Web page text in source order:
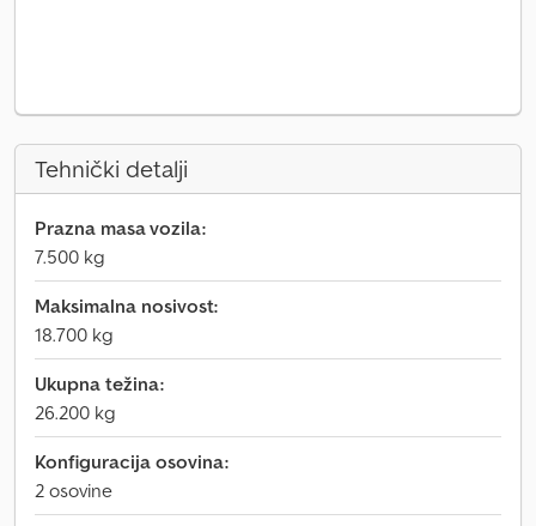
Tehnički detalji
Prazna masa vozila:
7.500 kg
Maksimalna nosivost:
18.700 kg
Ukupna težina:
26.200 kg
Konfiguracija osovina:
2 osovine